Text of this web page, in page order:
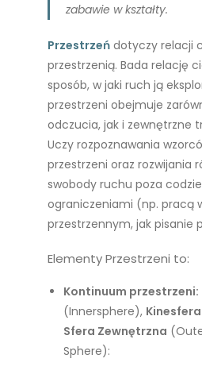
zabawie w kształty.
Przestrzeń dotyczy relacji
przestrzenią. Bada relację
sposób, w jaki ruch ją
przestrzeni obejmuje
odczucia, jak i zewnętrzne
Uczy rozpoznawania
przestrzeni oraz rozwijania
swobody ruchu poza
ograniczeniami (np. pracą
przestrzennym, jak pisanie
Elementy Przestrzeni to:
Kontinuum przestrzeni:
(Innersphere), Kinesfera
Sfera Zewnętrzna
Sphere):